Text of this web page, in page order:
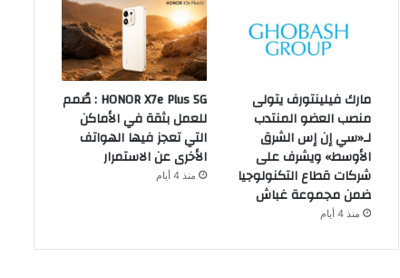
مارك فيلينتورف يتولى
منصب العضو المنتدب
لـ«سي إن إس الشرق
الأوسط» ويشرف على
شركات قطاع التكنولوجيا
ضمن مجموعة غباش
منذ 4 أيام
HONOR X7e Plus 5G : صُمم
للعمل بثقة في الأماكن
التي تعجز فيها الهواتف
الأخرى عن الاستمرار
منذ 4 أيام